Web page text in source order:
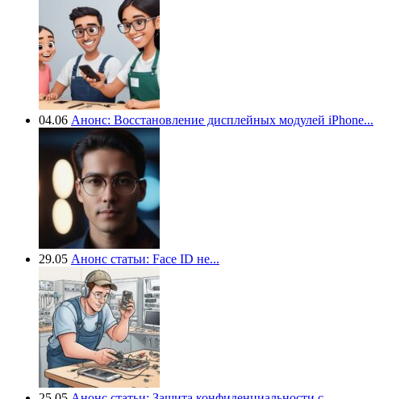
04.06 Анонс: Восстановление дисплейных модулей iPhone...
29.05 Анонс статьи: Face ID не...